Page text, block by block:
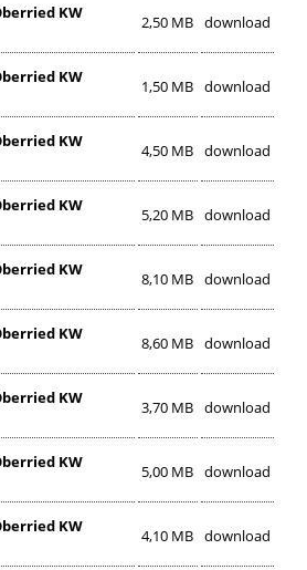
KW
2,50 MB download
KW
1,50 MB download
KW
4,50 MB download
KW
5,20 MB download
KW
8,10 MB download
KW
8,60 MB download
KW
3,70 MB download
KW
5,00 MB download
KW
4,10 MB download